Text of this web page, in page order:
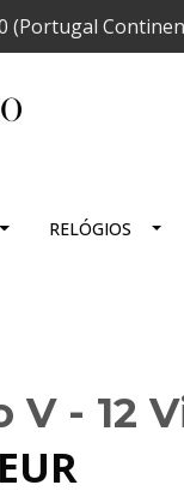
(Portugal
RELÓGIOS
V - 12